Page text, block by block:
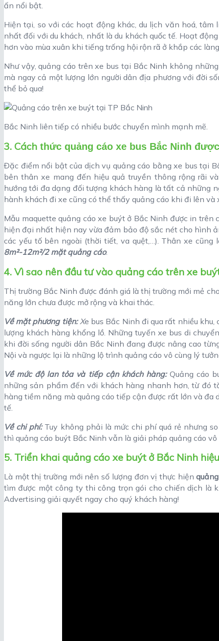
ấn nổi bật.
Hiện tại, so với các hoạt động khác, du lịch văn hoá,
nhất đối với du khách, nhất là du khách quốc tế. Hoạt
hơn vào mùa xuân khi tiếng trống hội rộn rã ở khắp các
Như vậy, quảng cáo trên xe bus tại Bắc Ninh không
mà ngay cả một lượng lớn người dân địa phương với đời
thể bỏ qua!
Bắc Ninh liên tiếp có nhiều bước chuyển mình mạnh mẽ.
3. Cách thức quảng cáo xe bus Bắc Ninh
Đặc điểm nổi bật của dịch vụ quảng cáo bằng xe bus tại
bên thân xe mang đến hiệu quả truyền thông rộng rãi
hướng tới đa dạng đối tượng khách hàng là tất cả những
hành khách đi xe cũng có thể thấy quảng cáo khi đi lên và
Mẫu maquette quảng cáo xe buýt ở Bắc Ninh được in
hiện đại nhất hiện nay vừa đảm bảo độ sắc nét cho hình
các yếu tố bên ngoài (thời tiết, va quệt,…). Thân xe
8m²-12m²/2 mặt quảng cáo.
4. Vì sao nên đầu tư vào quảng cáo trên xe
Thị trường Bắc Ninh được đánh giá là thị trường mới mẻ
năng lớn chưa được mở rộng và khai thác.
Về mặt phương tiện:Xe bus Bắc Ninh đi qua rất nhiều
lượng khách hàng khổng lồ. Những tuyến xe bus di
khi đời sống người dân Bắc Ninh đang được nâng cao
Nội và ngược lại là những lộ trình quảng cáo vô cùng lý
Về mức độ lan tỏa và tiếp cận khách hàng: Quảng cáo
những sản phẩm đến với khách hàng nhanh hơn, từ đó
hàng tiềm năng mà quảng cáo tiếp cận được rất lớn và đa
tế.
Về chi phí: Tuy không phải là mức chi phí quá rẻ nhưng
thì quảng cáo buýt Bắc Ninh vẫn là giải pháp quảng cáo
5. Triển khai quảng cáo xe buýt ở Bắc Ninh
Là một thị trường mới nên số lượng đơn vị thực hiện
tìm được một công ty thi công trọn gói cho chiến dịch là
Advertising giải quyết ngay cho quý khách hàng!